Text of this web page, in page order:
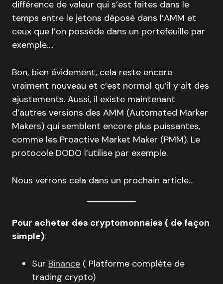
différence de valeur qui s’est faites dans le
temps entre le jetons déposé dans l’AMM et
ceux que l’on possède dans un portefeuille par
exemple….
Bon, bien évidement, cela reste encore
vraiment nouveau et c’est normal qu’il y ait des
ajustements. Aussi, il existe maintenant
d’autres versions des AMM (Automated Marker
Makers) qui semblent encore plus puissantes,
comme les Proactive Market Maker (PMM). Le
protocole DODO l’utilise par exemple.
Nous verrons cela dans un prochain article…
Pour acheter des cryptomonnaies ( de façon
simple):
Sur Binance ( Platforme complète de
trading crypto)